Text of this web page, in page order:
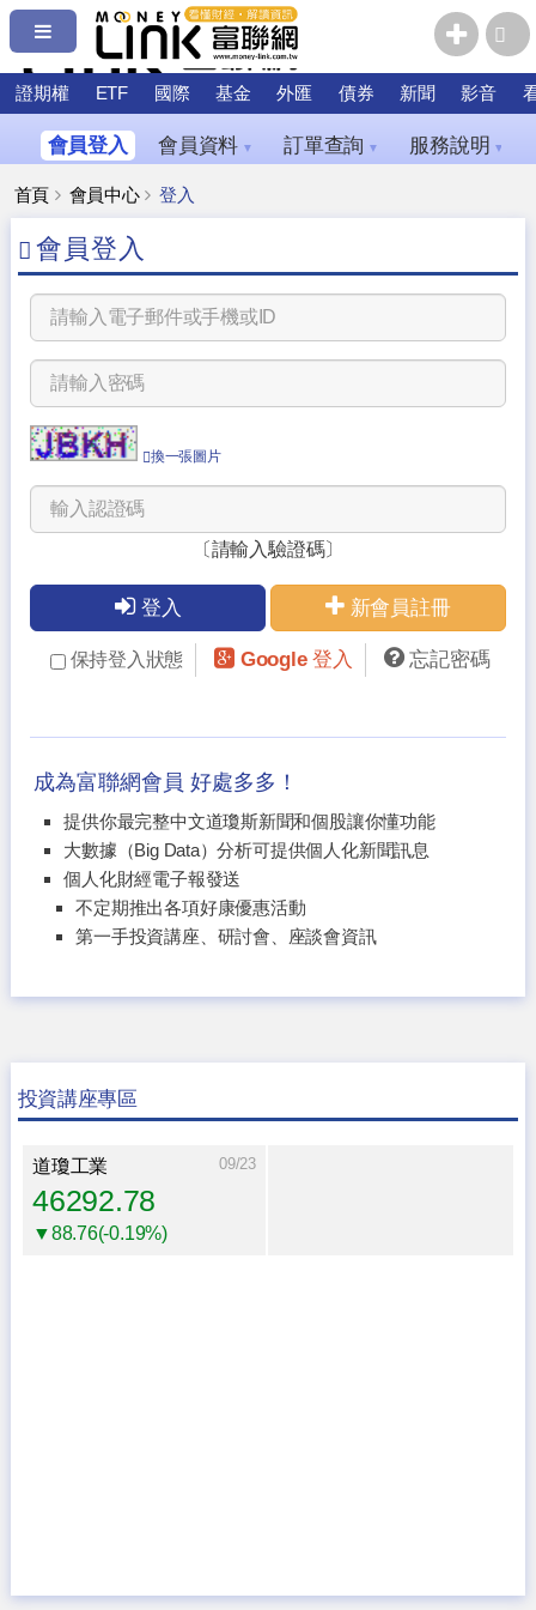
證期權 ETF 國際 基金 外匯 債券 新聞 影音
會員登入 會員資料 ▼ 訂單查詢 ▼ 服務說明 ▼
首頁 會員中心 登入
會員登入
換一張圖片
〔請輸入驗證碼〕
登入 新會員註冊
保持登入狀態 Google 登入 忘記密碼
成為富聯網會員 好處多多！
提供你最完整中文道瓊斯新聞和個股讓你懂功能
大數據（Big Data）分析可提供個人化新聞訊息
個人化財經電子報發送
不定期推出各項好康優惠活動
第一手投資講座、研討會、座談會資訊
投資講座專區
道瓊工業 09/23
46292.78
▼88.76(-0.19%)